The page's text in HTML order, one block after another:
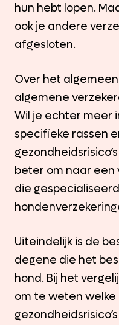
hun hebt lopen.
ook je andere
afgesloten.
Over het
algemene
Wil je echter meer
specifieke rassen
beter om naar
die
Uiteindelijk is de
degene die het
hond. Bij het
om te weten welke